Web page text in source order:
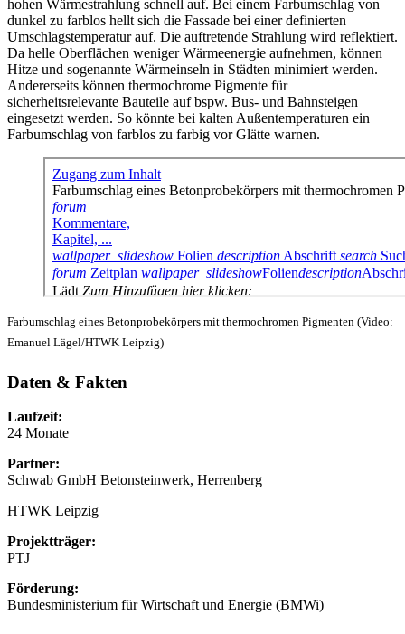
hohen Wärmestrahlung schnell auf. Bei einem Farbumschlag von
dunkel zu farblos hellt sich die Fassade bei einer definierten
Umschlagstemperatur auf. Die auftretende Strahlung wird reflektiert.
Da helle Oberflächen weniger Wärmeenergie aufnehmen, können
Hitze und sogenannte Wärmeinseln in Städten minimiert werden.
Andererseits können thermochrome Pigmente für
sicherheitsrelevante Bauteile auf bspw. Bus- und Bahnsteigen
eingesetzt werden. So könnte bei kalten Außentemperaturen ein
Farbumschlag von farblos zu farbig vor Glätte warnen.
Farbumschlag eines Betonprobekörpers mit thermochromen Pigmenten (Video:
Emanuel Lägel/HTWK Leipzig)
Daten & Fakten
Laufzeit:
24 Monate
Partner:
Schwab GmbH Betonsteinwerk, Herrenberg
HTWK Leipzig
Projektträger:
PTJ
Förderung:
Bundesministerium für Wirtschaft und Energie (BMWi)